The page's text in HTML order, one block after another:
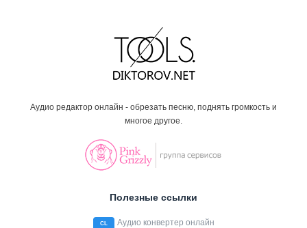
Аудио редактор онлайн - обрезать песню, поднять громкость и
многое другое.
Полезные ссылки
CL Аудио конвертер онлайн